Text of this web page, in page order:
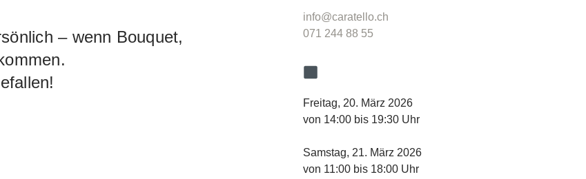
– wenn Bouquet,
info@caratello.ch
071 244 88 55
Freitag, 20. März 2026
von 14:00 bis 19:30 Uhr
Samstag, 21. März 2026
von 11:00 bis 18:00 Uhr